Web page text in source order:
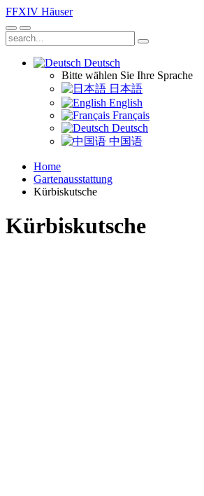
FFXIV Häuser
Deutsch
Bitte wählen Sie Ihre Sprache
日本語
English
Français
Deutsch
中国语
Home
Gartenausstattung
Kürbiskutsche
Kürbiskutsche